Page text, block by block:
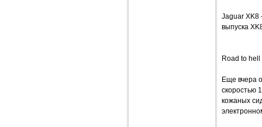
Jaguar XK8
выпуска
Road to hell
Еще вчера
скоростью
кожаных